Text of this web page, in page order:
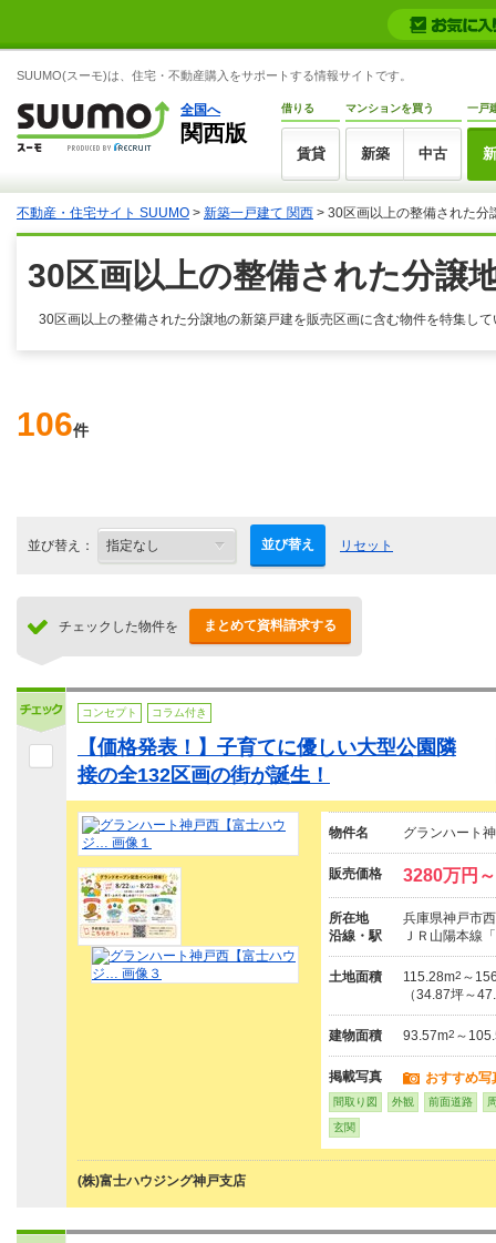
SUUMO(スーモ)は、住宅・不動産購入をサポートする情報サイトです。
全国へ
関西版
借りる
賃貸
マンションを買う
新築 中古
一戸
不動産・住宅サイト SUUMO > 新築一戸建て 関西 > 30区画以上の整備された分
30区画以上の整備された分譲
30区画以上の整備された分譲地の新築戸建を販売区画に含む物件を特集して
106件
並び替え： 並び替え リセット
チェックした物件を まとめて資料請求する
コンセプト コラム付き
【価格発表！】子育てに優しい大型公園隣
接の全132区画の街が誕生！
物件名 グランハート
販売価格 3280万円
所在地
兵庫県神戸市
沿線・駅
ＪＲ山陽本線
土地面積 115.28m2 ～
（34.87坪～
建物面積 93.57m2 ～
掲載写真 おすすめ写
間取り図 外観 前面道路
玄関
(株)富士ハウジング神戸支店